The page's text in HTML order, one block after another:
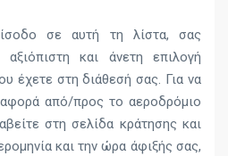
σε αυτή τη λίστα, σας
και άνετη επιλογή
έχετε στη διάθεσή σας. Για να
από/προς το αεροδρόμιο
στη σελίδα κράτησης και
και την ώρα άφιξής σας,